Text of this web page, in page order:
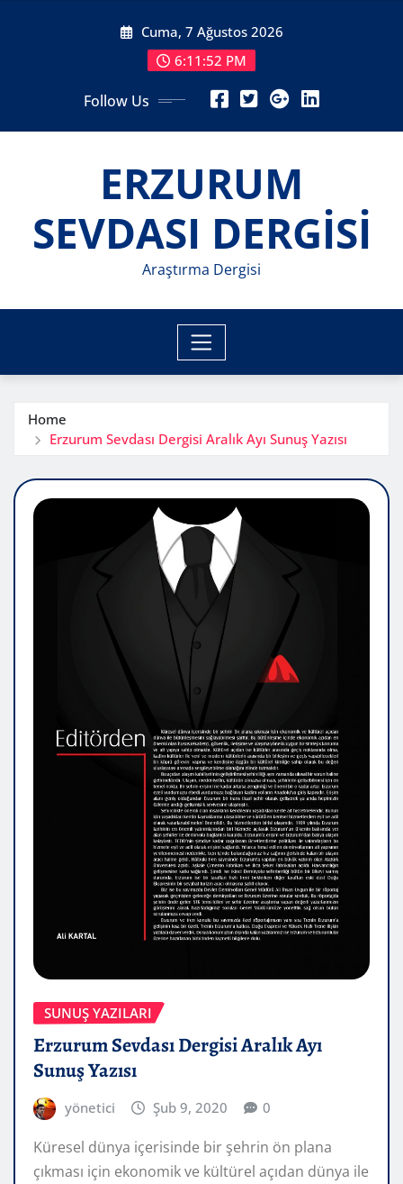
Cuma, 7 Ağustos 2026
6:11:54 PM
Follow Us
ERZURUM
SEVDASI DERGİSİ
Araştırma Dergisi
Home
Erzurum Sevdası Dergisi Aralık Ayı Sunuş Yazısı
SUNUŞ YAZILARI
Erzurum Sevdası Dergisi Aralık Ayı
Sunuş Yazısı
yönetici Şub 9, 2020 0
Küresel dünya içerisinde bir şehrin ön plana
çıkması için ekonomik ve kültürel açıdan dünya ile